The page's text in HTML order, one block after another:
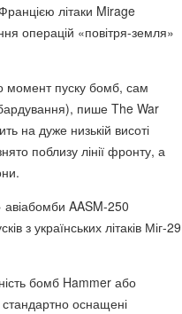
літаки Mirage
операцій «повітря-земля»
момент пуску бомб, сам
пише The War
на дуже низькій висоті
поблизу лінії фронту, а
авіабомби AASM-250
з українських літаків Міг-29
бомб Hammer або
оснащені